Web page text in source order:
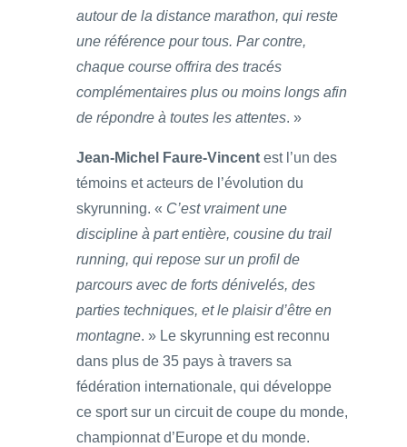
autour de la distance marathon, qui reste
une référence pour tous. Par contre,
chaque course offrira des tracés
complémentaires plus ou moins longs afin
de répondre à toutes les attentes. »
Jean-Michel Faure-Vincent est l’un des
témoins et acteurs de l’évolution du
skyrunning. « C’est vraiment une
discipline à part entière, cousine du trail
running, qui repose sur un profil de
parcours avec de forts dénivelés, des
parties techniques, et le plaisir d’être en
montagne. » Le skyrunning est reconnu
dans plus de 35 pays à travers sa
fédération internationale, qui développe
ce sport sur un circuit de coupe du monde,
championnat d’Europe et du monde.